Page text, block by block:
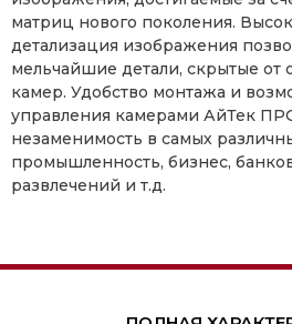
матриц нового поколения.
детализация изображения
мельчайшие детали, скрытые от
камер. Удобство монтажа и
управления камерами АйТек
незаменимость в самых
промышленность, бизнес,
развлечений и т.д.